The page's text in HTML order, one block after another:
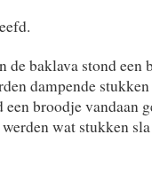
de baklava stond een
dampende
broodje vandaan
wat stukken